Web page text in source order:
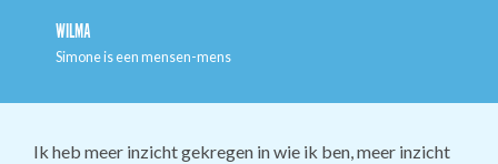
WILMA
Simone is een mensen-mens
Ik heb meer inzicht gekregen in wie ik ben, meer inzicht